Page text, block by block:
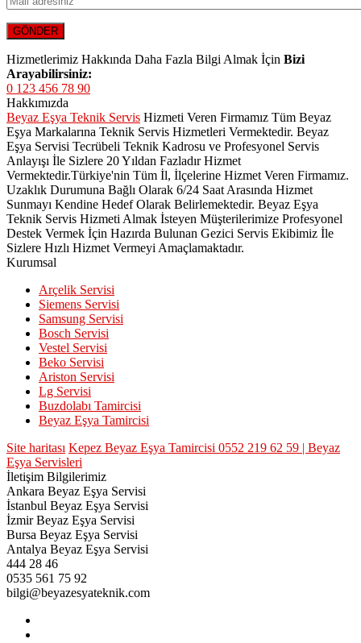
Hizmetlerimiz Hakkında Daha Fazla Bilgi Almak İçin Bizi
Arayabilirsiniz:
0 123 456 78 90
Hakkımızda
Beyaz Eşya Teknik Servis Hizmeti Veren Firmamız Tüm Beyaz
Eşya Markalarına Teknik Servis Hizmetleri Vermektedir. Beyaz
Eşya Servisi Tecrübeli Teknik Kadrosu ve Profesyonel Servis
Anlayışı İle Sizlere 20 Yıldan Fazladır Hizmet
Vermektedir.Türkiye'nin Tüm İl, İlçelerine Hizmet Veren Firmamız.
Uzaklık Durumuna Bağlı Olarak 6/24 Saat Arasında Hizmet
Sunmayı Kendine Hedef Olarak Belirlemektedir. Beyaz Eşya
Teknik Servis Hizmeti Almak İsteyen Müşterilerimize Profesyonel
Destek Vermek İçin Hazırda Bulunan Gezici Servis Ekibimiz İle
Sizlere Hızlı Hizmet Vermeyi Amaçlamaktadır.
Kurumsal
Arçelik Servisi
Siemens Servisi
Samsung Servisi
Bosch Servisi
Vestel Servisi
Beko Servisi
Ariston Servisi
Lg Servisi
Buzdolabı Tamircisi
Beyaz Eşya Tamircisi
Site haritası Kepez Beyaz Eşya Tamircisi 0552 219 62 59 | Beyaz
Eşya Servisleri
İletişim Bilgilerimiz
Ankara Beyaz Eşya Servisi
İstanbul Beyaz Eşya Servisi
İzmir Beyaz Eşya Servisi
Bursa Beyaz Eşya Servisi
Antalya Beyaz Eşya Servisi
444 28 46
0535 561 75 92
bilgi@beyazesyateknik.com